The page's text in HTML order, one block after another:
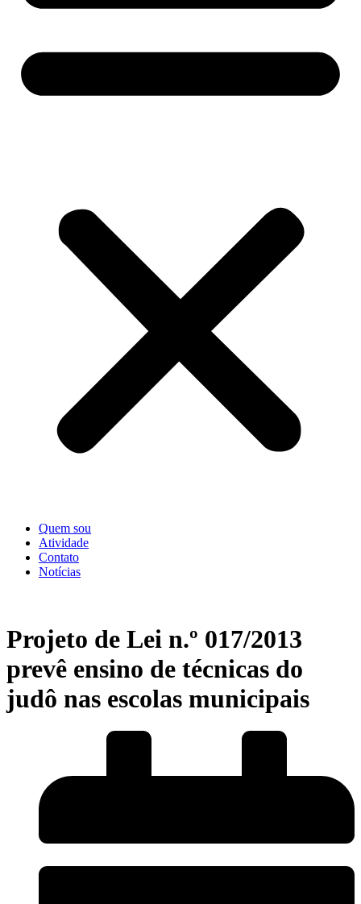
Quem sou
Atividade
Contato
Notícias
Projeto de Lei n.º 017/2013
prevê ensino de técnicas do
judô nas escolas municipais